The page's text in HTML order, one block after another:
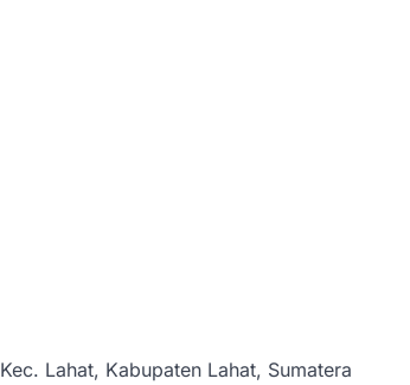
Kec. Lahat, Kabupaten Lahat, Sumatera